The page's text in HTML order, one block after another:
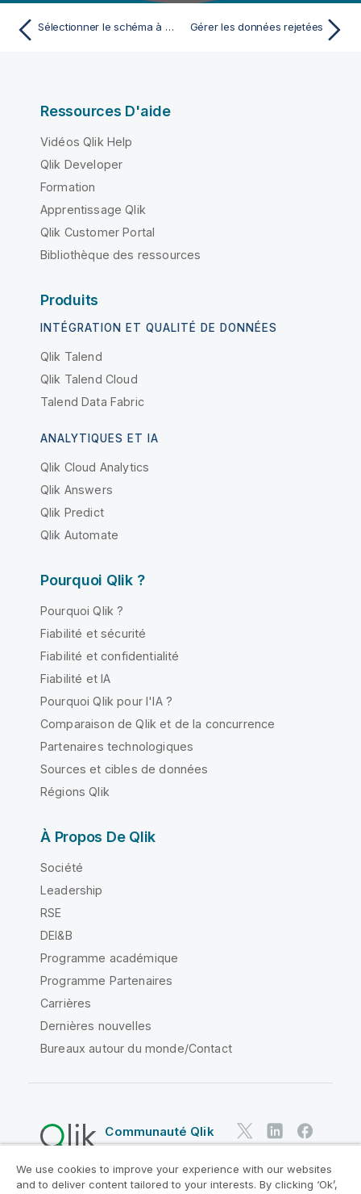
Sélectionner le schéma à valider Gérer les données rejetées
Ressources D'aide
Vidéos Qlik Help
Qlik Developer
Formation
Apprentissage Qlik
Qlik Customer Portal
Bibliothèque des ressources
Produits
INTÉGRATION ET QUALITÉ DE DONNÉES
Qlik Talend
Qlik Talend Cloud
Talend Data Fabric
ANALYTIQUES ET IA
Qlik Cloud Analytics
Qlik Answers
Qlik Predict
Qlik Automate
Pourquoi Qlik ?
Pourquoi Qlik ?
Fiabilité et sécurité
Fiabilité et confidentialité
Fiabilité et IA
Pourquoi Qlik pour l'IA ?
Comparaison de Qlik et de la concurrence
Partenaires technologiques
Sources et cibles de données
Régions Qlik
À Propos De Qlik
Société
Leadership
RSE
DEI&B
Programme académique
Programme Partenaires
Carrières
Dernières nouvelles
Bureaux autour du monde/Contact
Communauté Qlik
Contrats juridiques
We use cookies to improve your experience with our websites
and to deliver content tailored to your interests. By clicking ‘Ok’,